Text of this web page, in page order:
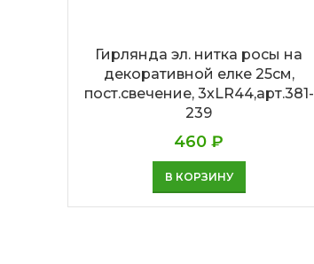
Гирлянда эл. нитка росы на
декоративной елке 25см,
пост.свечение, 3xLR44,арт.381-
239
460₽
В КОРЗИНУ